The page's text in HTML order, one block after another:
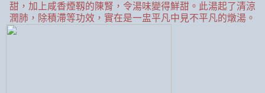
甜，加上咸香煙靱的陳腎，令湯味變得鮮甜。此湯起了清涼
潤肺，除積滯等功效，實在是一盅平凡中見不平凡的燉湯。